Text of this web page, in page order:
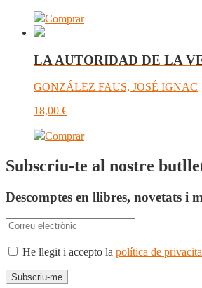
Comprar
LA AUTORIDAD DE LA
GONZÁLEZ FAUS, JOSÉ IGNAC
18,00 €
Comprar
Subscriu-te al nostre
Descomptes en llibres, novetats i
He llegit i accepto la política de